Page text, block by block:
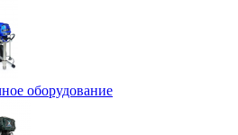
оборудование